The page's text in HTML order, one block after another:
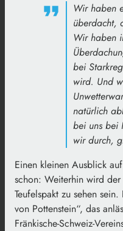
Wir haben
überdacht,
Wir haben
bei
wird. Und
natürlich
bei uns bei
wir durch,
Einen kleinen Ausblick
schon: Weiterhin wird der
Teufelspakt zu sehen
von Pottenstein“, das
Fränkische-Schweiz-